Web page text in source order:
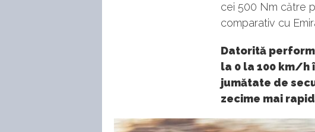
cei 500 Nm către
comparativ cu
Datorită
la 0 la 100 km/h
jumătate de
zecime mai